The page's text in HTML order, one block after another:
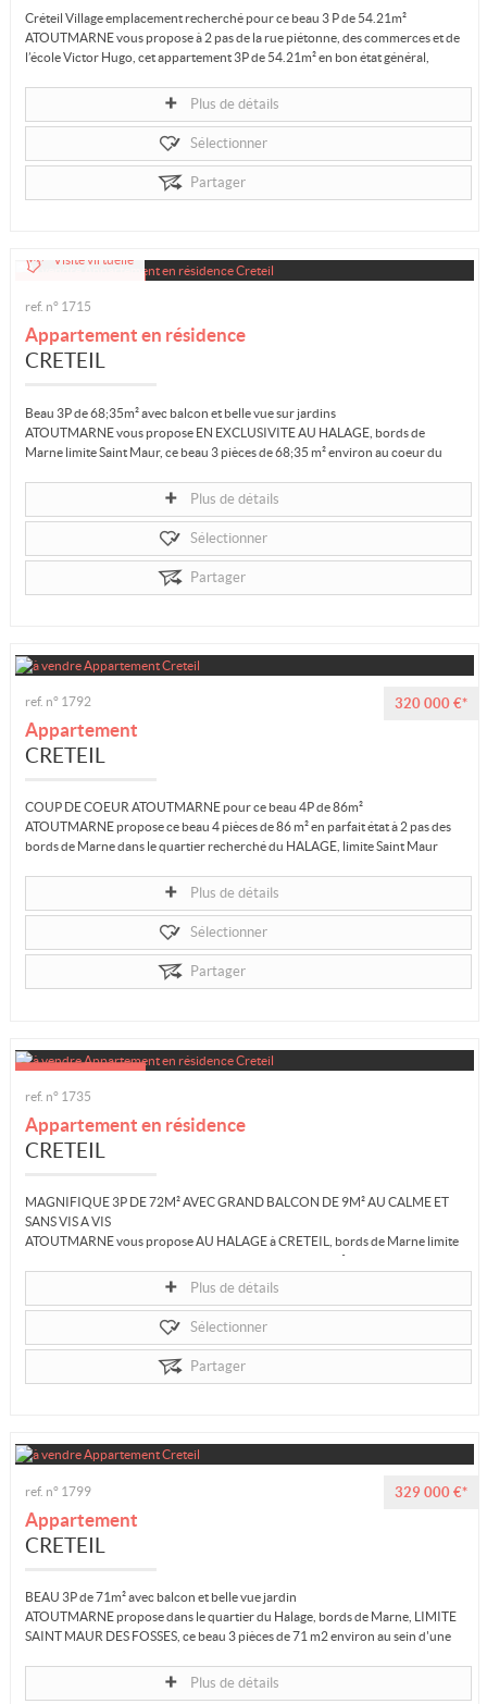
Créteil Village emplacement recherché pour ce beau 3 P de 54.21m²
ATOUTMARNE vous propose à 2 pas de la rue piétonne, des commerces et de
l’école Victor Hugo, cet appartement 3P de 54.21m² en bon état général,
Plus de détails
Sélectionner
Partager
Visite virtuelle
ref. n° 1715
Appartement en résidence
CRETEIL
Beau 3P de 68;35m² avec balcon et belle vue sur jardins
ATOUTMARNE vous propose EN EXCLUSIVITE AU HALAGE, bords de
Marne limite Saint Maur, ce beau 3 pièces de 68;35 m² environ au coeur du
Plus de détails
Sélectionner
Partager
320 000 €*
ref. n° 1792
Appartement
CRETEIL
COUP DE COEUR ATOUTMARNE pour ce beau 4P de 86m²
ATOUTMARNE propose ce beau 4 pièces de 86 m² en parfait état à 2 pas des
bords de Marne dans le quartier recherché du HALAGE, limite Saint Maur
Plus de détails
Sélectionner
Partager
ref. n° 1735
Appartement en résidence
CRETEIL
MAGNIFIQUE 3P DE 72M² AVEC GRAND BALCON DE 9M² AU CALME ET
SANS VIS A VIS
ATOUTMARNE vous propose AU HALAGE à CRETEIL, bords de Marne limite
Plus de détails
Sélectionner
Partager
329 000 €*
ref. n° 1799
Appartement
CRETEIL
BEAU 3P de 71m² avec balcon et belle vue jardin
ATOUTMARNE propose dans le quartier du Halage, bords de Marne, LIMITE
SAINT MAUR DES FOSSES, ce beau 3 pièces de 71 m2 environ au sein d'une
Plus de détails